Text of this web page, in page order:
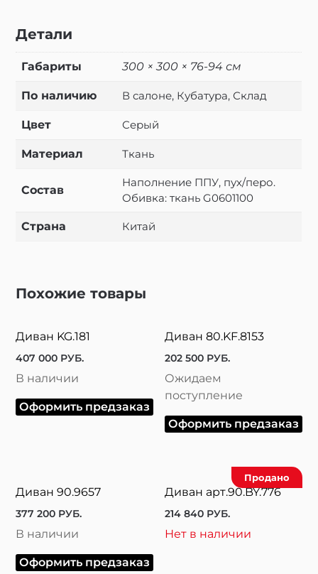
Детали
Габариты 300 × 300 × 76-94 см
По наличию В салоне, Кубатура, Склад
Цвет Серый
Материал Ткань
Состав
Наполнение ППУ, пух/перо.
Обивка: ткань G0601100
Страна Китай
Похожие товары
Диван KG.181
407 000 РУБ.
В наличии
Оформить предзаказ
Диван 80.KF.8153
202 500 РУБ.
Ожидаем
поступление
Оформить предзаказ
Диван 90.9657
377 200 РУБ.
В наличии
Оформить предзаказ
Диван арт.90.BY.776
214 840 РУБ.
Нет в наличии
Продано